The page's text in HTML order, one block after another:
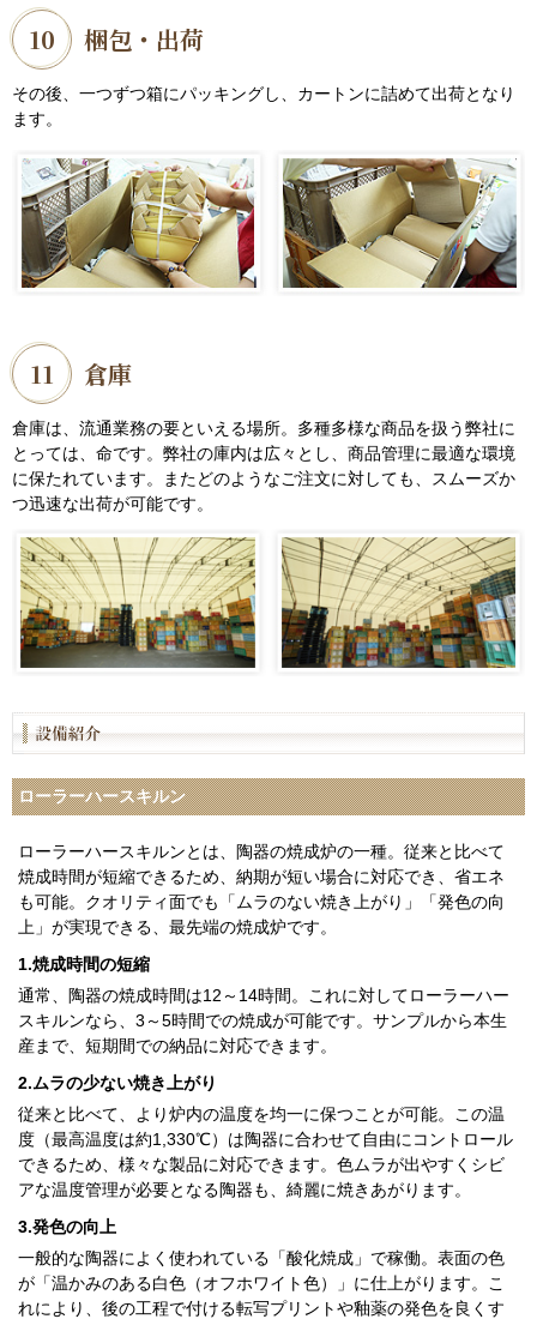
その後、一つずつ箱にパッキングし、カートンに詰めて出荷となり
ます。
10 梱包・出荷
倉庫は、流通業務の要といえる場所。多種多様な商品を扱う弊社に
とっては、命です。弊社の庫内は広々とし、商品管理に最適な環境
に保たれています。またどのようなご注文に対しても、スムーズか
つ迅速な出荷が可能です。
11 倉庫
ローラーハースキルン
ローラーハースキルンとは、陶器の焼成炉の一種。従来と比べて
焼成時間が短縮できるため、納期が短い場合に対応でき、省エネ
も可能。クオリティ面でも「ムラのない焼き上がり」「発色の向
上」が実現できる、最先端の焼成炉です。
1.焼成時間の短縮
通常、陶器の焼成時間は12～14時間。これに対してローラーハー
スキルンなら、3～5時間での焼成が可能です。サンプルから本生
産まで、短期間での納品に対応できます。
2.ムラの少ない焼き上がり
従来と比べて、より炉内の温度を均一に保つことが可能。この温
度（最高温度は約1,330℃）は陶器に合わせて自由にコントロール
できるため、様々な製品に対応できます。色ムラが出やすくシビ
アな温度管理が必要となる陶器も、綺麗に焼きあがります。
3.発色の向上
一般的な陶器によく使われている「酸化焼成」で稼働。表面の色
が「温かみのある白色（オフホワイト色）」に仕上がります。こ
れにより、後の工程で付ける転写プリントや釉薬の発色を良くす